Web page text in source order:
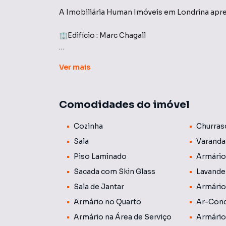
A Imobiliária Human Imóveis em Londrina
🏢Edifício : Marc Chagall
completo em armários, presentes em todos
fechamento em screen glass e tela solar,
📍 Localização Privilegiada:
Localizado em uma região estratégica de
✨ Lazer:
O condomínio oferece uma área de lazer
Ver mais
Comodidades do imóvel
Cozinha
Sala
Varanda
Piso Laminado
Sacada com Skin Glass
Sala de Jantar
Armário no Quarto
Ar-
Armário na Área de Serviço